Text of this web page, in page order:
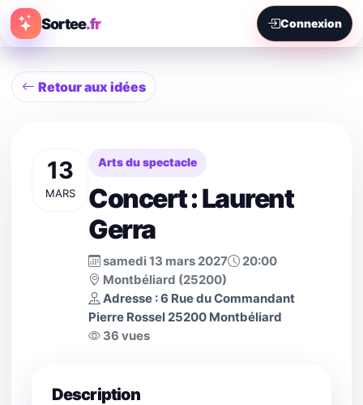
Sortee.fr Connexion
Retour aux idées
13
MARS
Arts du spectacle
Concert : Laurent
Gerra
samedi 13 mars 2027
20:00
Montbéliard (25200)
Adresse : 6 Rue du Commandant
Pierre Rossel 25200 Montbéliard
36 vues
Description